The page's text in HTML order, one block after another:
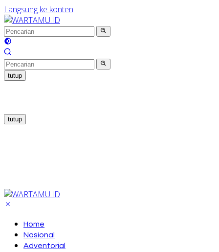
Langsung ke konten
tutup
tutup
Home
Nasional
Adventorial